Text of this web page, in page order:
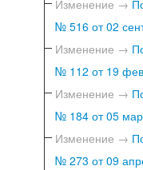
Изменение →
№ 516 от 02
Изменение →
№ 112 от 19
Изменение →
№ 184 от 05
Изменение →
№ 273 от 09